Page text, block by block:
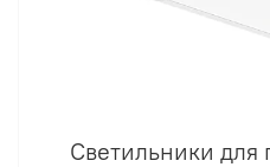
Светильники для